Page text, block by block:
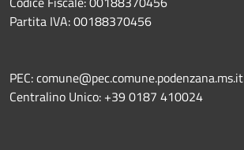
Partita IVA: 00188370456
PEC: comune@pec.comune.podenzana.ms.it
Centralino Unico: +39 0187 410024